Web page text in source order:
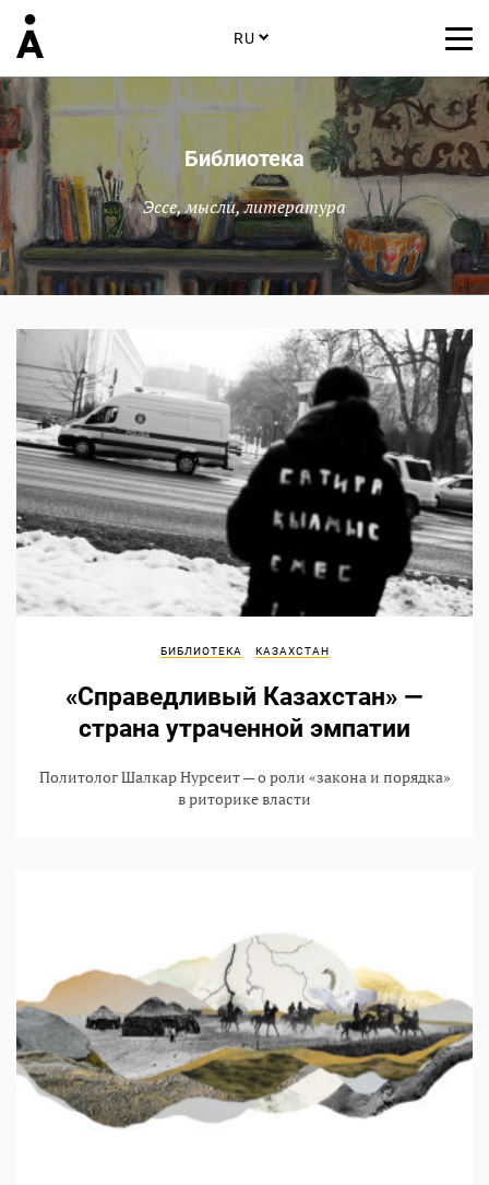
RU
Библиотека
Эссе, мысли, литература
БИБЛИОТЕКА КАЗАХСТАН
«Справедливый Казахстан» —
страна утраченной эмпатии
Политолог Шалкар Нурсеит — о роли «закона и порядка»
в риторике власти